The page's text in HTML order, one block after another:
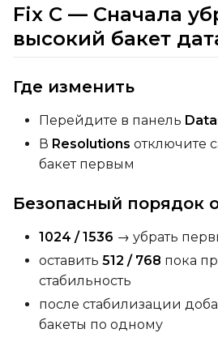
Fix C — Сначала
высокий бакет
Где изменить
Перейдите в панель
В Resolutions отключите
бакет первым
Безопасный порядок
1024 / 1536 → убрать
оставить 512 / 768 пока
стабильность
после стабилизации
бакеты по одному